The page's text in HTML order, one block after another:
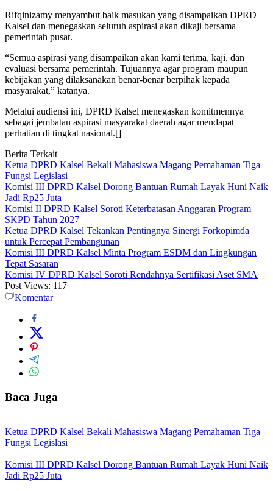
Rifqinizamy menyambut baik masukan yang disampaikan DPRD
Kalsel dan menegaskan seluruh aspirasi akan dikaji bersama
pemerintah pusat.
“Semua aspirasi yang disampaikan akan kami terima, kaji, dan
evaluasi bersama pemerintah. Tujuannya agar program maupun
kebijakan yang dilaksanakan benar-benar berpihak kepada
masyarakat,” katanya.
Melalui audiensi ini, DPRD Kalsel menegaskan komitmennya
sebagai jembatan aspirasi masyarakat daerah agar mendapat
perhatian di tingkat nasional.[]
Berita Terkait
Ketua DPRD Kalsel Bekali Mahasiswa Magang Pemahaman Tiga
Fungsi Legislasi
Komisi III DPRD Kalsel Dorong Bantuan Rumah Layak Huni Naik
Jadi Rp25 Juta
Komisi II DPRD Kalsel Soroti Keterbatasan Anggaran Program
SKPD Tahun 2027
Ketua DPRD Kalsel Tekankan Pentingnya Sinergi Forkopimda
untuk Percepat Pembangunan
Komisi III DPRD Kalsel Minta Program ESDM dan Lingkungan
Tepat Sasaran
Komisi IV DPRD Kalsel Soroti Rendahnya Sertifikasi Aset SMA
Post Views: 117
Komentar
Baca Juga
Ketua DPRD Kalsel Bekali Mahasiswa Magang Pemahaman Tiga
Fungsi Legislasi
Komisi III DPRD Kalsel Dorong Bantuan Rumah Layak Huni Naik
Jadi Rp25 Juta